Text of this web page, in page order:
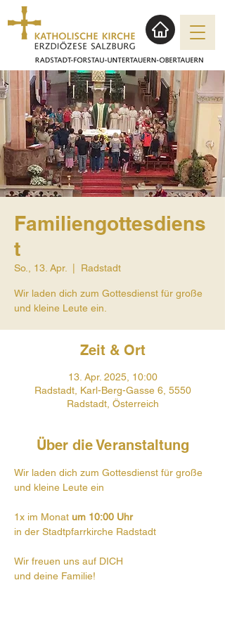
Familiengottesdiens
t
So., 13. Apr. Radstadt
Wir laden dich zum Gottesdienst für große
und kleine Leute ein.
Zeit & Ort
13. Apr. 2025, 10:00
Radstadt, Karl-Berg-Gasse 6, 5550
Radstadt, Österreich
Über die Veranstaltung
Wir laden dich zum Gottesdienst für große
und kleine Leute ein
1x im Monat um 10:00 Uhr
in der Stadtpfarrkirche Radstadt
Wir freuen uns auf DICH
und deine Familie!